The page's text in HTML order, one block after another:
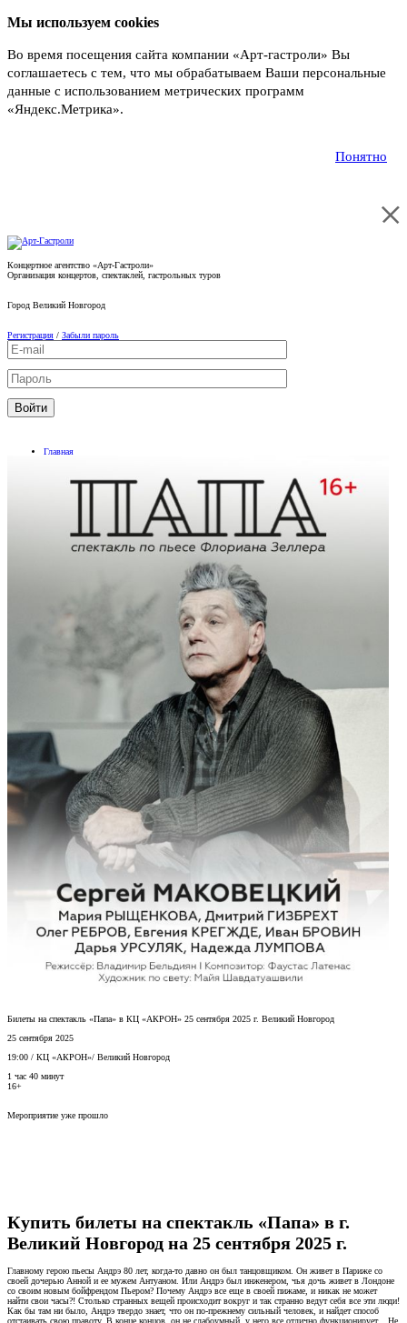
Мы используем cookies
Во время посещения сайта компании «Арт-гастроли» Вы
соглашаетесь с тем, что мы обрабатываем Ваши персональные
данные с использованием метрических программ
«Яндекс.Метрика».
Понятно
Концертное агентство «Арт-Гастроли»
Организация концертов, спектаклей, гастрольных туров
Город Великий Новгород
Регистрация / Забыли пароль
Главная
Все мероприятия
Возврат билетов
Билеты на спектакль «Папа» в КЦ «АКРОН» 25 сентября 2025 г. Великий Новгород
25 сентября 2025
19:00 / КЦ «АКРОН»/ Великий Новгород
1 час 40 минут
16+
Мероприятие уже прошло
Купить билеты на спектакль «Папа» в г.
Великий Новгород на 25 сентября 2025 г.
Главному герою пьесы Андрэ 80 лет, когда-то давно он был танцовщиком. Он живет в Париже со
своей дочерью Анной и ее мужем Антуаном. Или Андрэ был инженером, чья дочь живет в Лондоне
со своим новым бойфрендом Пьером? Почему Андрэ все еще в своей пижаме, и никак не может
найти свои часы?! Столько странных вещей происходит вокруг и так странно ведут себя все эти люди!
Как бы там ни было, Андрэ твердо знает, что он по-прежнему сильный человек, и найдет способ
отстаивать свою правоту. В конце концов, он не слабоумный, у него все отлично функционирует... Не